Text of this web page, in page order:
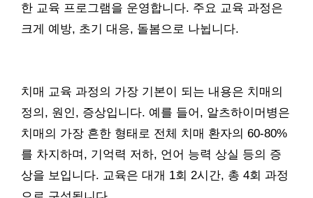
한 교육 프로그램을 운영합니다. 주요 교육 과정은
크게 예방, 초기 대응, 돌봄으로 나뉩니다.
치매 교육 과정의 가장 기본이 되는 내용은 치매의
정의, 원인, 증상입니다. 예를 들어, 알츠하이머병은
치매의 가장 흔한 형태로 전체 치매 환자의 60-80%
를 차지하며, 기억력 저하, 언어 능력 상실 등의 증
상을 보입니다. 교육은 대개 1회 2시간, 총 4회 과정